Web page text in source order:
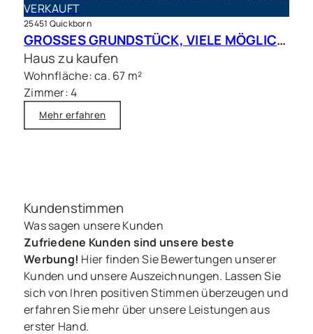
VERKAUFT
25451 Quickborn
GROSSES GRUNDSTÜCK, VIELE MÖGLICHKEITEN – Charmantes Siedlungshaus in Top Lage
Haus zu kaufen
Wohnfläche: ca. 67 m²
Zimmer: 4
Mehr erfahren
Kundenstimmen
Was sagen unsere Kunden
Zufriedene Kunden sind unsere beste
Werbung! Hier finden Sie Bewertungen unserer
Kunden und unsere Auszeichnungen. Lassen Sie
sich von Ihren positiven Stimmen überzeugen und
erfahren Sie mehr über unsere Leistungen aus
erster Hand.